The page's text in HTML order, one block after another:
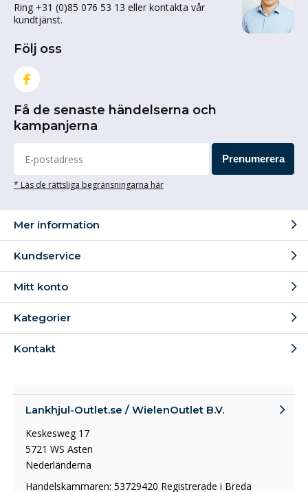
Ring +31 (0)85 076 53 13 eller kontakta vår
kundtjänst.
Följ oss
Få de senaste händelserna och
kampanjerna
Prenumerera
* Läs de rättsliga begränsningarna här
Mer information
Kundservice
Mitt konto
Kategorier
Kontakt
Lankhjul-Outlet.se / WielenOutlet B.V.
Keskesweg 17
5721 WS Asten
Nederländerna
Handelskammaren: 53729420 Registrerade i Breda